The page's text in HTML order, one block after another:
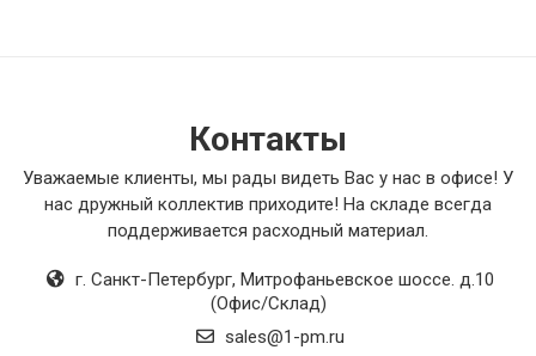
Контакты
Уважаемые клиенты, мы рады видеть Вас у нас в офисе! У
нас дружный коллектив приходите! На складе всегда
поддерживается расходный материал.
г. Санкт-Петербург, Митрофаньевское шоссе. д.10
(Офис/Склад)
sales@1-pm.ru